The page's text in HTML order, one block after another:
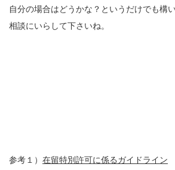
自分の場合はどうかな？というだけでも構
相談にいらして下さいね。
参考１） 在留特別許可に係るガイドライン